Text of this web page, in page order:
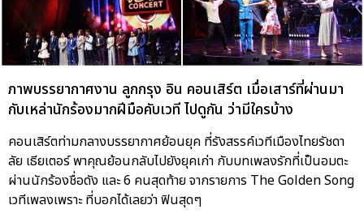
ภาพบรรยากาศงาน ลูกกรุง อิน คอนเสิร์ต เมื่อเสาร์ที่ผ่านมา
กับเหล่านักร้องมากฝีมือคับเวที ไปดูกัน ว่ามีใครบ้าง
คอนเสิร์ตท่ามกลางบรรยากาศย้อนยุค ที่รังสรรค์เวทีเมืองไทยรัชดา
ลัย เธียเตอร์ พาคุณย้อนกลับไปยังยุคเก่า กับบทเพลงรักที่เป็นอมตะ
ผ่านนักร้องชื่อดัง และ 6 คนสุดท้าย จากรายการ The Golden Song
เวทีเพลงเพราะ ที่บอกได้เลยว่า ฟินสุดๆ